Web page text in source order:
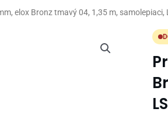
elox Bronz tmavý 04, 1,35 m, samolepiaci,